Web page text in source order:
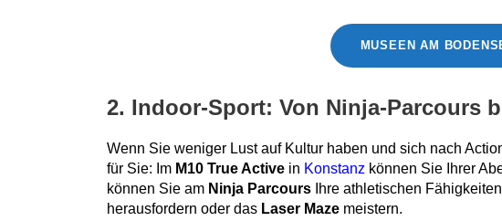
MUSEEN AM
2. Indoor-Sport: Von Ninja-Parcours
Wenn Sie weniger Lust auf Kultur haben und sich nach
für Sie: Im M10 True Active in Konstanz können Sie Ihrer
können Sie am Ninja Parcours Ihre athletischen
herausfordern oder das Laser Maze meistern.